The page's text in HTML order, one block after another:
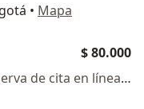
• Mapa
$ 80.000
Este especialista no ofrece reserva de cita en línea en esta dirección.